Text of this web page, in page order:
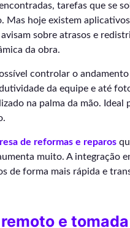
tarefas que se
Mas hoje existem
sobre atrasos e
da obra.
controlar o
da equipe e até
na palma da mão.
de reformas e reparos
muito. A integração
de forma mais rápida e
e